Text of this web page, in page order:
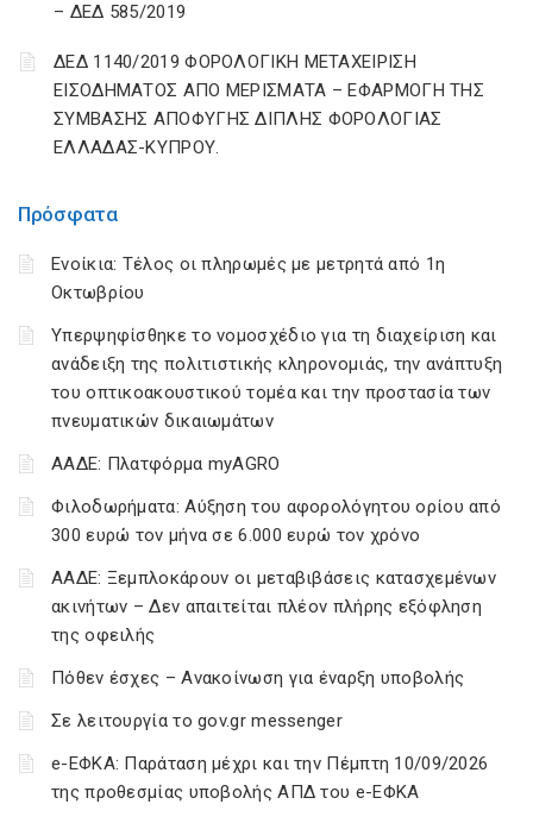
Πρόσφατα
Ενοίκια: Τέλος οι πληρωμές με μετρητά από 1η
Οκτωβρίου
Υπερψηφίσθηκε το νομοσχέδιο για τη διαχείριση και
ανάδειξη της πολιτιστικής κληρονομιάς, την ανάπτυξη
του οπτικοακουστικού τομέα και την προστασία των
πνευματικών δικαιωμάτων
ΑΑΔΕ: Πλατφόρμα myAGRO
Φιλοδωρήματα: Αύξηση του αφορολόγητου ορίου από
300 ευρώ τον μήνα σε 6.000 ευρώ τον χρόνο
ΑΑΔΕ: Ξεμπλοκάρουν οι μεταβιβάσεις κατασχεμένων
ακινήτων – Δεν απαιτείται πλέον πλήρης εξόφληση
της οφειλής
Πόθεν έσχες – Ανακοίνωση για έναρξη υποβολής
Σε λειτουργία το gov.gr messenger
e-ΕΦΚΑ: Παράταση μέχρι και την Πέμπτη 10/09/2026
της προθεσμίας υποβολής ΑΠΔ του e-ΕΦΚΑ
– ΔΕΔ 585/2019
ΔΕΔ 1140/2019 ΦΟΡΟΛΟΓΙΚΗ ΜΕΤΑΧΕΙΡΙΣΗ
ΕΙΣΟΔΗΜΑΤΟΣ ΑΠΟ ΜΕΡΙΣΜΑΤΑ – ΕΦΑΡΜΟΓΗ ΤΗΣ
ΣΥΜΒΑΣΗΣ ΑΠΟΦΥΓΗΣ ΔΙΠΛΗΣ ΦΟΡΟΛΟΓΙΑΣ
ΕΛΛΑΔΑΣ-ΚΥΠΡΟΥ.